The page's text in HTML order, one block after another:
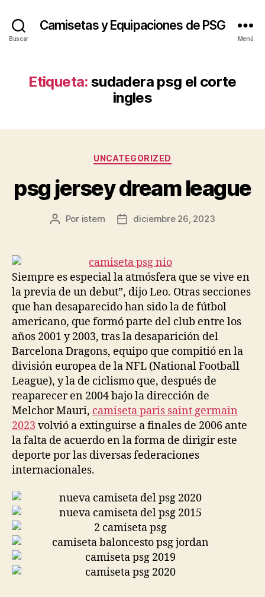
Buscar
Camisetas y Equipaciones de PSG
Menú
Etiqueta: sudadera psg el corte
ingles
Categorías
UNCATEGORIZED
psg jersey dream league
Autor
Por istern
Fecha
entrada
diciembre 26, 2023
Siempre es especial la atmósfera que se vive en
la previa de un debut”, dijo Leo. Otras secciones
que han desaparecido han sido la de fútbol
americano, que formó parte del club entre los
años 2001 y 2003, tras la desaparición del
Barcelona Dragons, equipo que compitió en la
división europea de la NFL (National Football
League), y la de ciclismo que, después de
reaparecer en 2004 bajo la dirección de
Melchor Mauri, camiseta paris saint germain
2023 volvió a extinguirse a finales de 2006 ante
la falta de acuerdo en la forma de dirigir este
deporte por las diversas federaciones
internacionales.